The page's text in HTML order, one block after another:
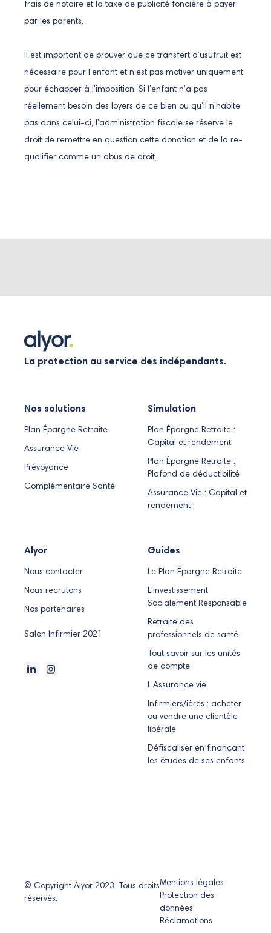
frais de notaire et la taxe de publicité foncière à payer
par les parents.
Il est important de prouver que ce transfert d’usufruit est
nécessaire pour l’enfant et n’est pas motiver uniquement
pour échapper à l’imposition. Si l’enfant n’a pas
réellement besoin des loyers de ce bien ou qu’il n’habite
pas dans celui-ci, l’administration fiscale se réserve le
droit de remettre en question cette donation et de la re-
qualifier comme un abus de droit.
La protection au service des indépendants.
Nos solutions
Plan Épargne Retraite
Assurance Vie
Prévoyance
Complémentaire Santé
Simulation
Plan Épargne Retraite :
Capital et rendement
Plan Épargne Retraite :
Plafond de déductibilité
Assurance Vie : Capital et
rendement
Alyor
Nous contacter
Nous recrutons
Nos partenaires
Salon Infirmier 2021
Guides
Le Plan Épargne Retraite
L'Investissement
Socialement Responsable
Retraite des
professionnels de santé
Tout savoir sur les unités
de compte
L'Assurance vie
Infirmiers/ières : acheter
ou vendre une clientèle
libérale
Défiscaliser en finançant
les études de ses enfants
© Copyright Alyor 2023. Tous droits
réservés.
Mentions légales
Protection des
données
Réclamations